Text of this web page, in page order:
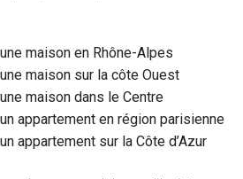
maison en Rhône-Alpes
maison sur la côte Ouest
maison dans le Centre
appartement en région parisienne
appartement sur la Côte d’Azur